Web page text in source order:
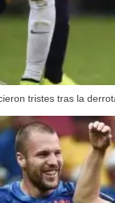
tristes tras la